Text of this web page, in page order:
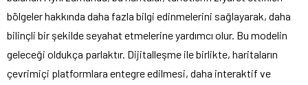
bölgeler hakkında daha fazla bilgi edinmelerini sağlayarak, daha
bilinçli bir şekilde seyahat etmelerine yardımcı olur. Bu modelin
geleceği oldukça parlaktır. Dijitalleşme ile birlikte, haritaların
çevrimiçi platformlara entegre edilmesi, daha interaktif ve